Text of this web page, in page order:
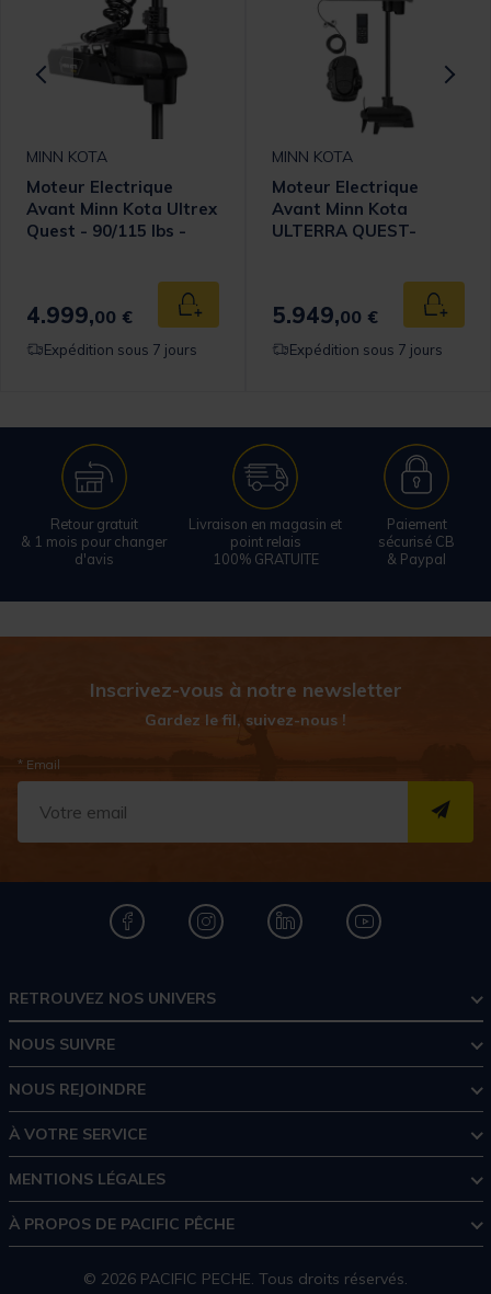
panier
MINN KOTA
Moteur Electrique
Avant Minn Kota Ultrex
Quest - 90/115 lbs -
4.999,00 € Ajouter au panier
Expédition sous 7 jours
MINN KOTA
Moteur Electrique
Avant Minn Kota
ULTERRA QUEST-
5.949,00 €
Expédition sous 7 jours
Retour gratuit
& 1 mois pour changer
d'avis
Livraison en magasin et
point relais
100% GRATUITE
Paiement
sécurisé CB
& Paypal
Inscrivez-vous à notre newsletter
Gardez le fil, suivez-nous !
* Email
RETROUVEZ NOS UNIVERS
NOUS SUIVRE
NOUS REJOINDRE
À VOTRE SERVICE
MENTIONS LÉGALES
À PROPOS DE PACIFIC PÊCHE
© 2026 PACIFIC PECHE. Tous droits réservés.